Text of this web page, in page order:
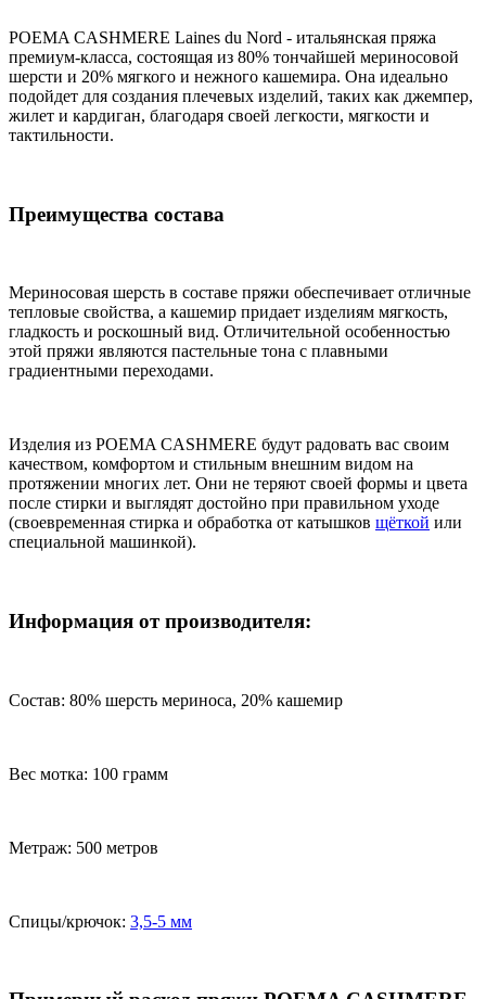
POEMA CASHMERE Laines du Nord - итальянская пряжа
премиум-класса, состоящая из 80% тончайшей мериносовой
шерсти и 20% мягкого и нежного кашемира. Она идеально
подойдет для создания плечевых изделий, таких как джемпер,
жилет и кардиган, благодаря своей легкости, мягкости и
тактильности.
Преимущества состава
Мериносовая шерсть в составе пряжи обеспечивает отличные
тепловые свойства, а кашемир придает изделиям мягкость,
гладкость и роскошный вид. Отличительной особенностью
этой пряжи являются пастельные тона с плавными
градиентными переходами.
Изделия из POEMA CASHMERE будут радовать вас своим
качеством, комфортом и стильным внешним видом на
протяжении многих лет. Они не теряют своей формы и цвета
после стирки и выглядят достойно при правильном уходе
(своевременная стирка и обработка от катышков щёткой или
специальной машинкой).
Информация от производителя:
Состав: 80% шерсть мериноса, 20% кашемир
Вес мотка: 100 грамм
Метраж: 500 метров
Спицы/крючок: 3,5-5 мм